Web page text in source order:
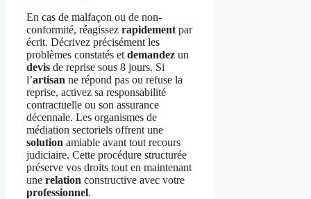
En cas de malfaçon ou de non-
conformité, réagissez rapidement par
écrit. Décrivez précisément les
problèmes constatés et demandez un
devis de reprise sous 8 jours. Si
l’artisan ne répond pas ou refuse la
reprise, activez sa responsabilité
contractuelle ou son assurance
décennale. Les organismes de
médiation sectoriels offrent une
solution amiable avant tout recours
judiciaire. Cette procédure structurée
préserve vos droits tout en maintenant
une relation constructive avec votre
professionnel.